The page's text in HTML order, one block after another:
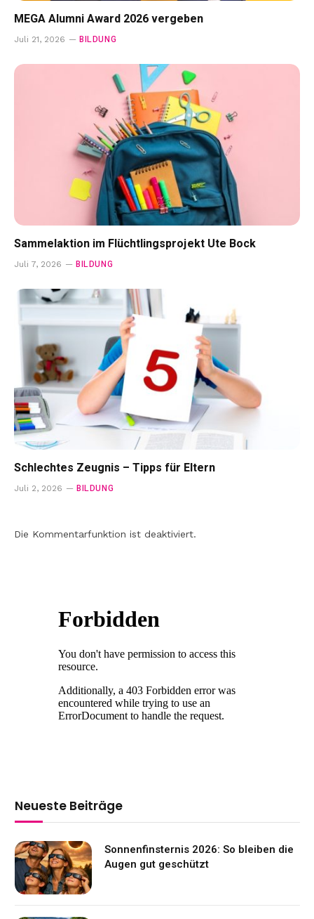
MEGA Alumni Award 2026 vergeben
Juli 21, 2026 BILDUNG
Sammelaktion im Flüchtlingsprojekt Ute Bock
Juli 7, 2026 BILDUNG
Schlechtes Zeugnis – Tipps für Eltern
Juli 2, 2026 BILDUNG
Die Kommentarfunktion ist deaktiviert.
Neueste Beiträge
Sonnenfinsternis 2026: So bleiben die
Augen gut geschützt